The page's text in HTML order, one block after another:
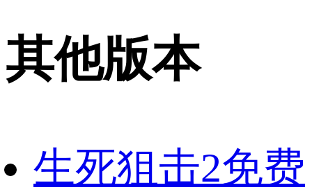
其他版本
生死狙击2免费